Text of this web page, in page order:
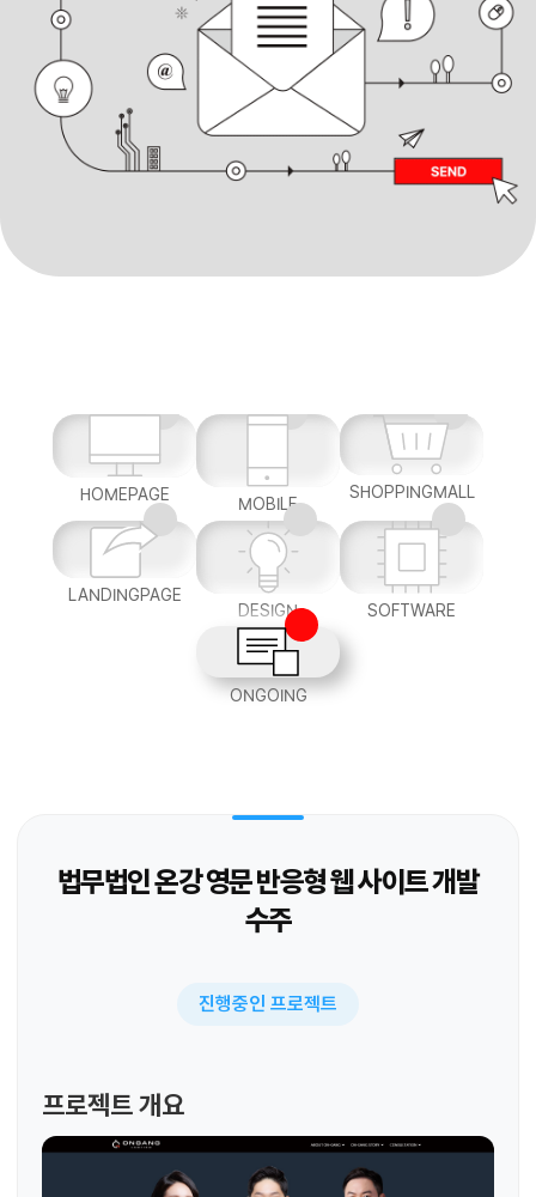
HOMEPAGE MOBILE
SHOPPINGMALL
LANDINGPAGE
DESIGN
SOFTWARE
ONGOING
법무법인 온강 영문 반응형 웹 사이트 개발
수주
진행중인 프로젝트
프로젝트 개요